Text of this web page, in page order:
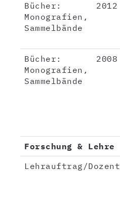
Bücher:
Monografien,
Sammelbände
2012
Bücher:
Monografien,
Sammelbände
2008
Forschung & Lehre
Lehrauftrag/Dozent